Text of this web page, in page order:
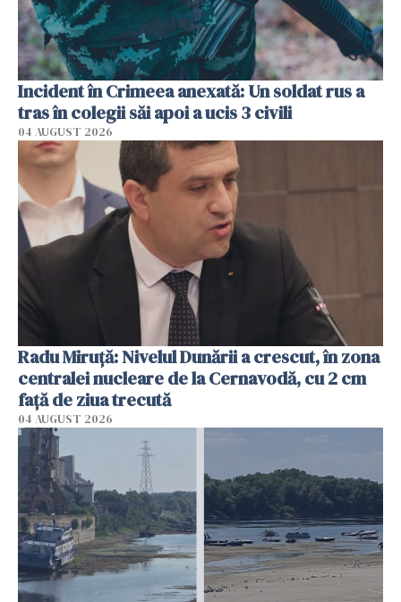
Incident în Crimeea anexată: Un soldat rus a
tras în colegii săi apoi a ucis 3 civili
04 AUGUST 2026
Radu Miruţă: Nivelul Dunării a crescut, în zona
centralei nucleare de la Cernavodă, cu 2 cm
faţă de ziua trecută
04 AUGUST 2026